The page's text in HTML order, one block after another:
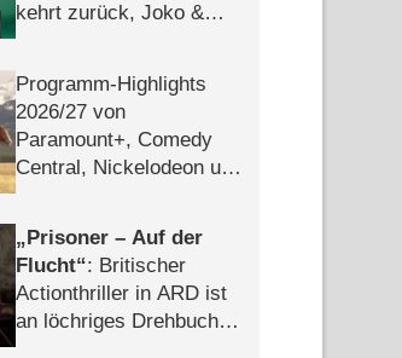
kehrt zurück, Joko &
Programm-Highlights
2026/​27 von
Paramount+, Comedy
Central, Nickelodeon und
Prisoner – Auf der
Flucht : Britischer
Actionthriller in ARD ist
an löchriges Drehbuch